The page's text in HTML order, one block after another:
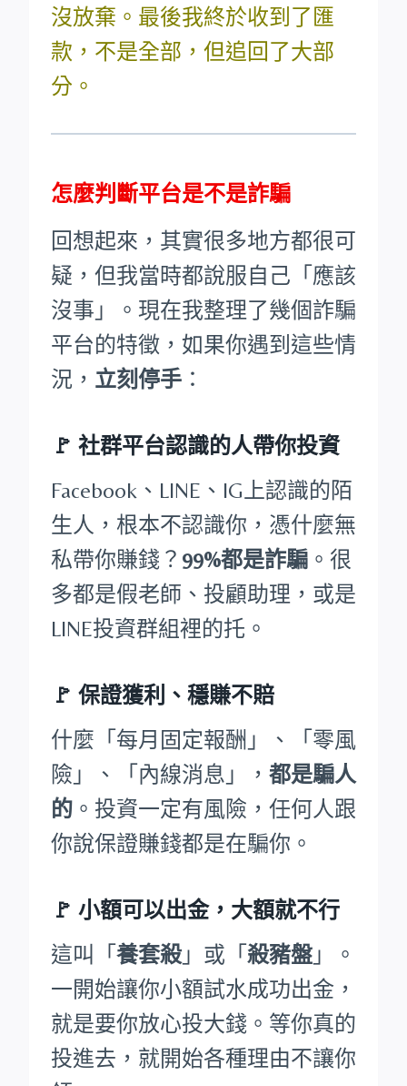
沒放棄。最後我終於收到了匯
款，不是全部，但追回了大部
分。
怎麼判斷平台是不是詐騙
回想起來，其實很多地方都很可
疑，但我當時都說服自己「應該
沒事」。現在我整理了幾個詐騙
平台的特徵，如果你遇到這些情
況， 立刻停手 ：
🚩 社群平台認識的人帶你投資
Facebook、LINE、IG上認識的陌
生人，根本不認識你，憑什麼無
私帶你賺錢？ 99%都是詐騙 。很
多都是假老師、投顧助理，或是
LINE投資群組裡的托。
🚩 保證獲利、穩賺不賠
什麼「每月固定報酬」、「零風
險」、「內線消息」， 都是騙人
的 。投資一定有風險，任何人跟
你說保證賺錢都是在騙你。
🚩 小額可以出金，大額就不行
這叫「 養套殺」或「 殺豬盤 」。
一開始讓你小額試水成功出金，
就是要你放心投大錢。等你真的
投進去，就開始各種理由不讓你